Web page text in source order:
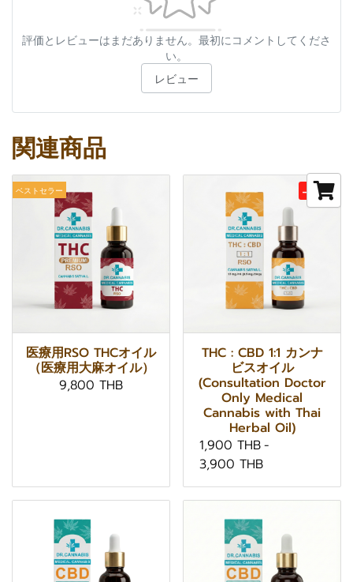
評価とレビューはまだありません。最初にコメントしてくださ
い。
レビュー
関連商品
ベストセラー
医療用RSO THCオイル
（医療用大麻オイル）
9,800 THB
-34%
THC : CBD 1:1 カンナ
ビスオイル
(Consultation Doctor
Only Medical
Cannabis with Thai
Herbal Oil)
1,900 THB-
3,900 THB